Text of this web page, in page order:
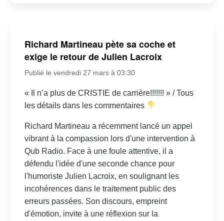
Richard Martineau pète sa coche et
exige le retour de Julien Lacroix
Publié le vendredi 27 mars à 03:30
« Il n’a plus de CRISTIE de carrière!!!!!!! » / Tous
les détails dans les commentaires
Richard Martineau a récemment lancé un appel
vibrant à la compassion lors d'une intervention à
Qub Radio. Face à une foule attentive, il a
défendu l'idée d'une seconde chance pour
l'humoriste Julien Lacroix, en soulignant les
incohérences dans le traitement public des
erreurs passées. Son discours, empreint
d'émotion, invite à une réflexion sur la